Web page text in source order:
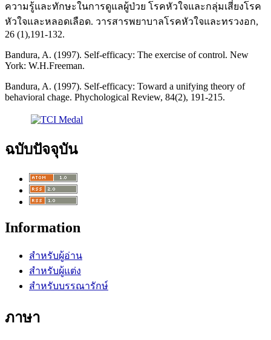
ความรู้และทักษะในการดูแลผู้ป่วย โรคหัวใจและกลุ่มเสี่ยงโรค
หัวใจและหลอดเลือด. วารสารพยาบาลโรคหัวใจและทรวงอก,
26 (1),191-132.
Bandura, A. (1997). Self-efficacy: The exercise of control. New
York: W.H.Freeman.
Bandura, A. (1997). Self-efficacy: Toward a unifying theory of
behavioral chage. Phychological Review, 84(2), 191-215.
ฉบับปัจจุบัน
Information
สำหรับผู้อ่าน
สำหรับผู้แต่ง
สำหรับบรรณารักษ์
ภาษา